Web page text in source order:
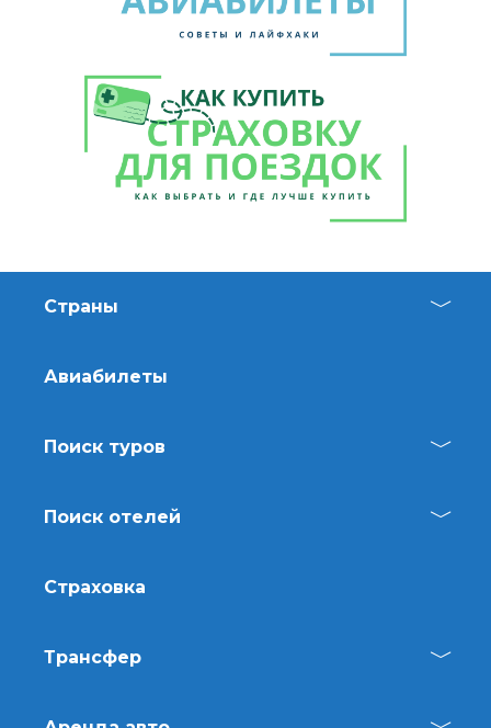
Страны
Авиабилеты
Поиск туров
Поиск отелей
Страховка
Трансфер